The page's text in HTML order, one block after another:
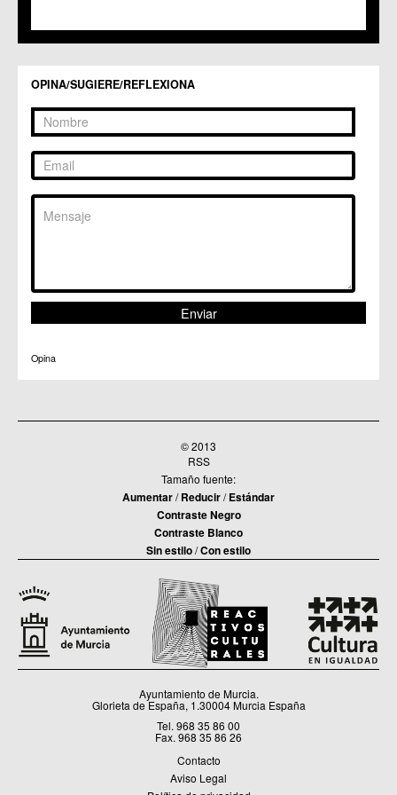
C.C. Zarandona
OPINA/SUGIERE/REFLEXIONA
Opina
© 2013
RSS
Tamaño fuente:
Aumentar/Reducir/Estándar
Contraste Negro
Contraste Blanco
Sin estilo/Con estilo
Ayuntamiento de Murcia.
Glorieta de España, 1.30004 Murcia España
Tel. 968 35 86 00
Fax. 968 35 86 26
Contacto
Aviso Legal